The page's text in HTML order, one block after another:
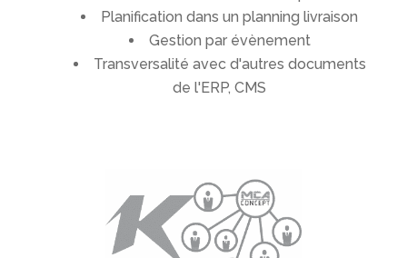
Planification dans un planning livraison
Gestion par évènement
Transversalité avec d'autres documents
de l'ERP, CMS